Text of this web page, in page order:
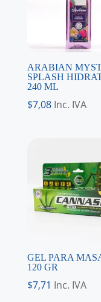
ARABIAN
SPLASH
240 ML
$7,08 Inc. IVA
GEL PARA
120 GR
$7,71 Inc. IVA